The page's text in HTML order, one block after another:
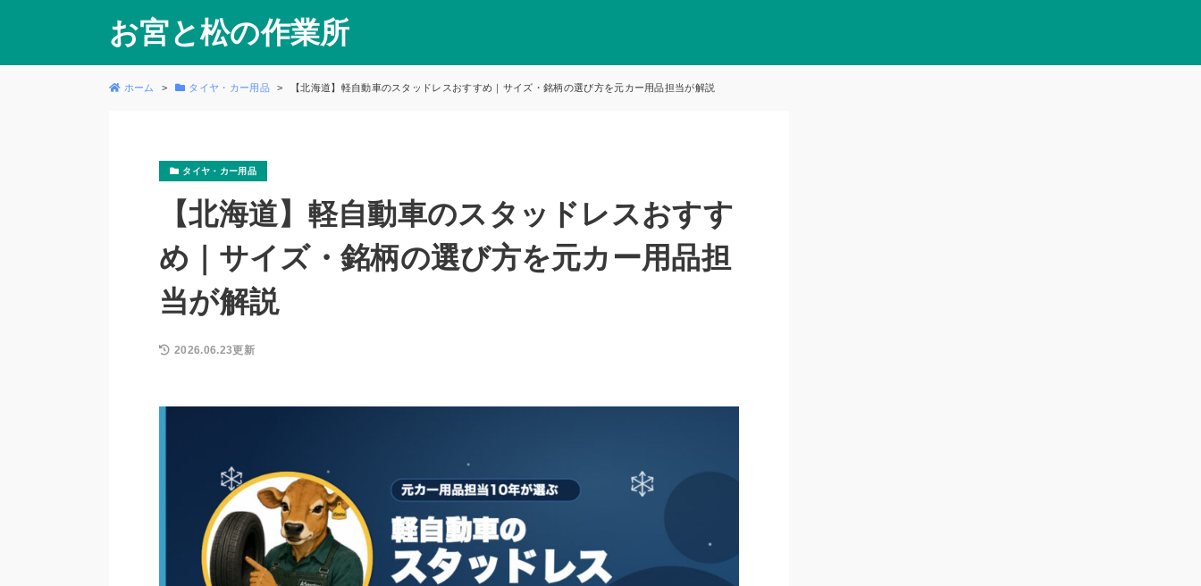
お宮と松の作業所
ホーム タイヤ・カー用品 【北海道】軽自動車のスタッドレスおすすめ｜サイズ・銘柄の選び方を元カー用品担当が解説
タイヤ・カー用品
【北海道】軽自動車のスタッドレスおすす
め｜サイズ・銘柄の選び方を元カー用品担
当が解説
2026.06.23更新